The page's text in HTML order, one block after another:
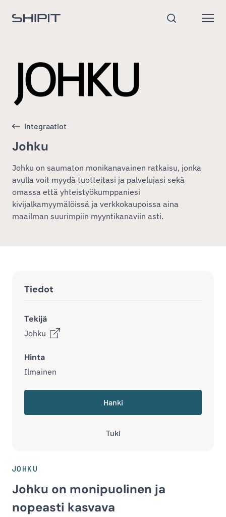
Siirry etusivulle
Integraatiot
Johku
Johku on saumaton monikanavainen ratkaisu, jonka
avulla voit myydä tuotteitasi ja palvelujasi sekä
omassa että yhteistyökumppaniesi
kivijalkamyymälöissä ja verkkokaupoissa aina
maailman suurimpiin myyntikanaviin asti.
Tiedot
Tekijä
Johku
Hinta
Ilmainen
Hanki
Tuki
JOHKU
Johku on monipuolinen ja
nopeasti kasvava